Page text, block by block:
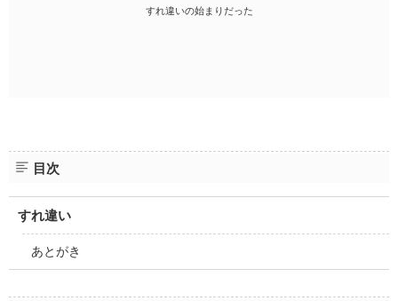
すれ違いの始まりだった
目次
すれ違い
あとがき